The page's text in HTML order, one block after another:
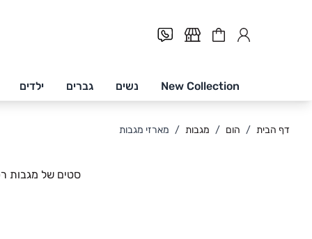
Cart
New Collection נשים גברים ילדים
דף הבית / הום / מגבות / מארזי מגבות
סטים של מגבות